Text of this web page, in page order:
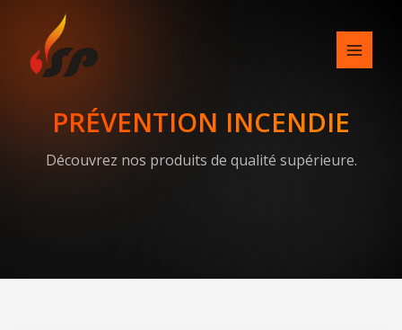
content
PRÉVENTION INCENDIE
Découvrez nos produits de qualité supérieure.